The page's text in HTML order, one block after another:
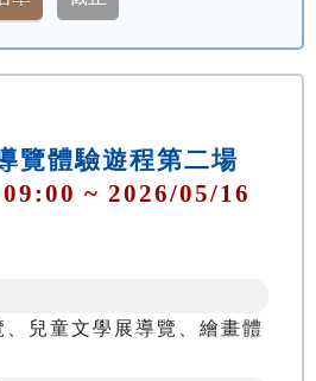
覽體驗遊程第二場
~ 2026/05/16
兒童文學展導覽、繪畫體